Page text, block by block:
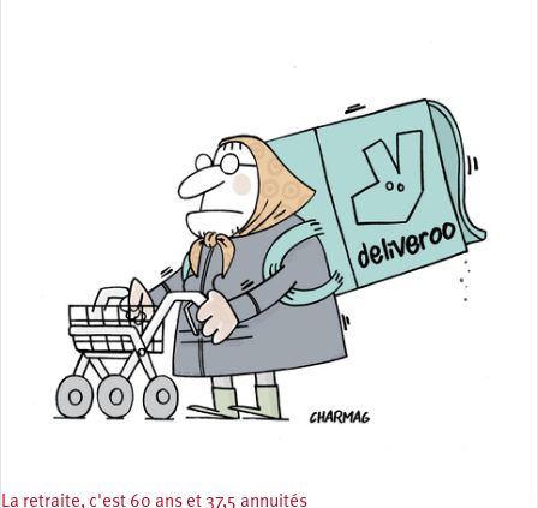
La retraite, c'est 60 ans et 37,5 annuités